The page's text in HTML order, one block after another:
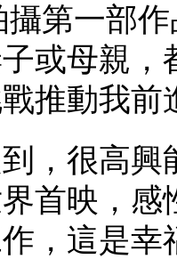
第一部
或母親
推動我前
，很高
首映，
，這是幸